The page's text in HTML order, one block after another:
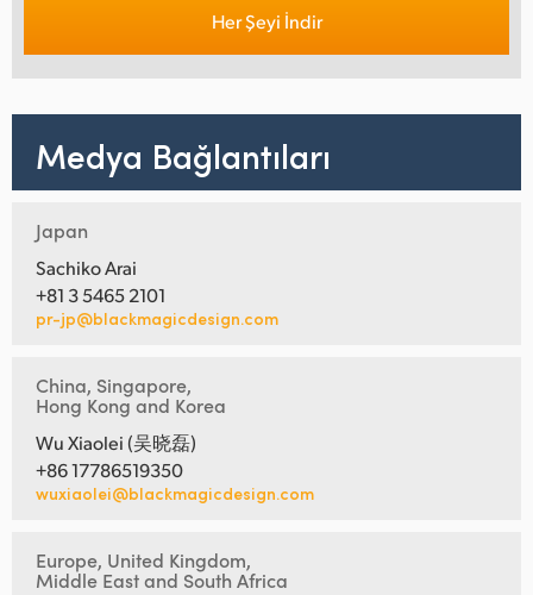
Her Şeyi İndir
Medya Bağlantıları
Japan
Sachiko Arai
+81 3 5465 2101
pr-jp@blackmagicdesign.com
China, Singapore,
Hong Kong and Korea
Wu Xiaolei (吴晓磊)
+86 17786519350
wuxiaolei@blackmagicdesign.com
Europe, United Kingdom,
Middle East and South Africa